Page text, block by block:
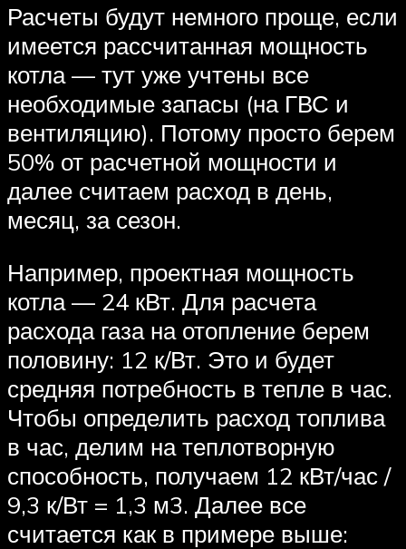
Расчеты будут немного проще, если
имеется рассчитанная мощность
котла — тут уже учтены все
необходимые запасы (на ГВС и
вентиляцию). Потому просто берем
50% от расчетной мощности и
далее считаем расход в день,
месяц, за сезон.
Например, проектная мощность
котла — 24 кВт. Для расчета
расхода газа на отопление берем
половину: 12 к/Вт. Это и будет
средняя потребность в тепле в час.
Чтобы определить расход топлива
в час, делим на теплотворную
способность, получаем 12 кВт/час /
9,3 к/Вт = 1,3 м3. Далее все
считается как в примере выше: